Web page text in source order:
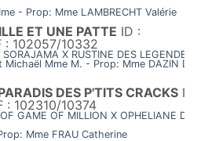
- Prop: Mme LAMBRECHT Valérie
ET UNE PATTE ID :
: 102057/10332
X RUSTINE DES LEGENDES
Michaël Mme M. - Prop: Mme DAZIN
DES P'TITS CRACKS
: 102310/10374
GAME OF MILLION X OPHELIANE DU
Mme FRAU Catherine